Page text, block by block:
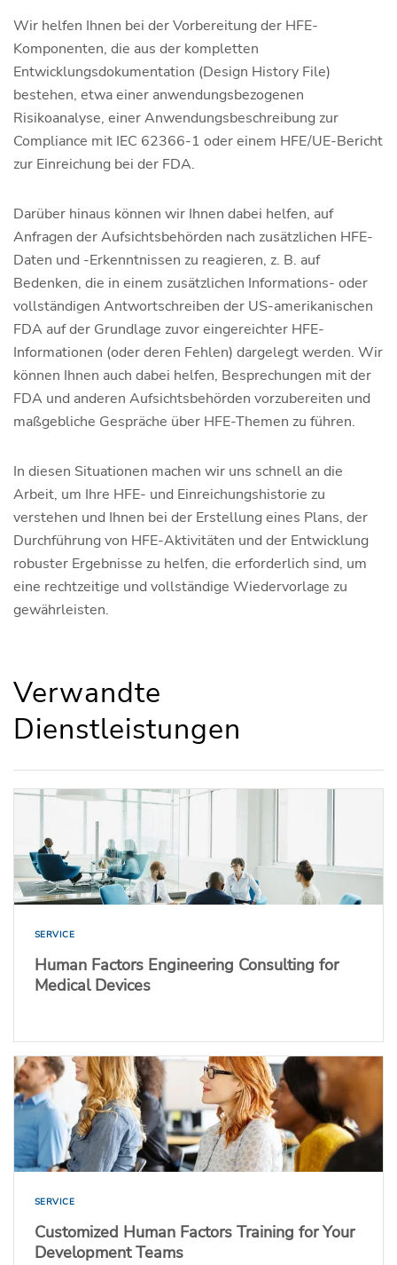
Wir helfen Ihnen bei der Vorbereitung der HFE-
Komponenten, die aus der kompletten
Entwicklungsdokumentation (Design History File)
bestehen, etwa einer anwendungsbezogenen
Risikoanalyse, einer Anwendungsbeschreibung zur
Compliance mit IEC 62366-1 oder einem HFE/UE-Bericht
zur Einreichung bei der FDA.
Darüber hinaus können wir Ihnen dabei helfen, auf
Anfragen der Aufsichtsbehörden nach zusätzlichen HFE-
Daten und -Erkenntnissen zu reagieren, z. B. auf
Bedenken, die in einem zusätzlichen Informations- oder
vollständigen Antwortschreiben der US-amerikanischen
FDA auf der Grundlage zuvor eingereichter HFE-
Informationen (oder deren Fehlen) dargelegt werden. Wir
können Ihnen auch dabei helfen, Besprechungen mit der
FDA und anderen Aufsichtsbehörden vorzubereiten und
maßgebliche Gespräche über HFE-Themen zu führen.
In diesen Situationen machen wir uns schnell an die
Arbeit, um Ihre HFE- und Einreichungshistorie zu
verstehen und Ihnen bei der Erstellung eines Plans, der
Durchführung von HFE-Aktivitäten und der Entwicklung
robuster Ergebnisse zu helfen, die erforderlich sind, um
eine rechtzeitige und vollständige Wiedervorlage zu
gewährleisten.
Verwandte
Dienstleistungen
SERVICE
Human Factors Engineering Consulting for
Medical Devices
SERVICE
Customized Human Factors Training for Your
Development Teams